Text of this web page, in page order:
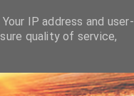
IP address and user-
quality of service,